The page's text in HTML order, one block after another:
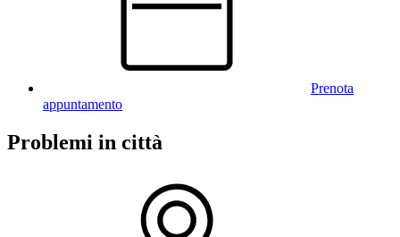
Prenota
appuntamento
Problemi in città